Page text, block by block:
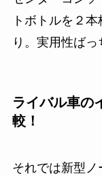
トボトルを２
り。実用性ばっ
ライバル車の
較！
それでは新型